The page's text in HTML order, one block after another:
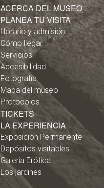
ACERCA DEL MUSEO
PLANEA TU VISITA
Horario y admisión
Cómo llegar
Servicios
Accesibilidad
Fotografía
Mapa del museo
Protocolos
TICKETS
LA EXPERIENCIA
Exposición Permanente
Depósitos visitables
Galería Erótica
Los jardines